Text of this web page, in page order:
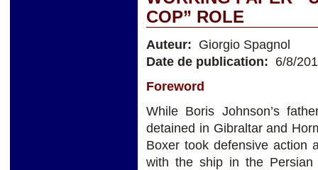
COP” ROLE
Auteur: Giorgio Spagnol
Date de publication: 6/8/
Foreword
While Boris Johnson’s
detained in Gibraltar and
Boxer took defensive action
with the ship in the Persian